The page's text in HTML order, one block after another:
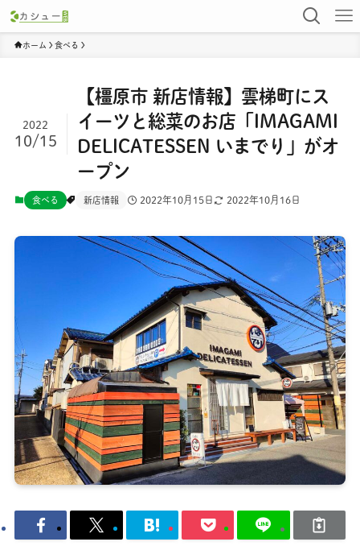
ホーム 食べる
【橿原市 新店情報】雲梯町にス
イーツと総菜のお店「IMAGAMI
DELICATESSEN いまでり」がオ
ープン
2022
10/15
食べる 新店情報 2022年10月15日 2022年10月16日